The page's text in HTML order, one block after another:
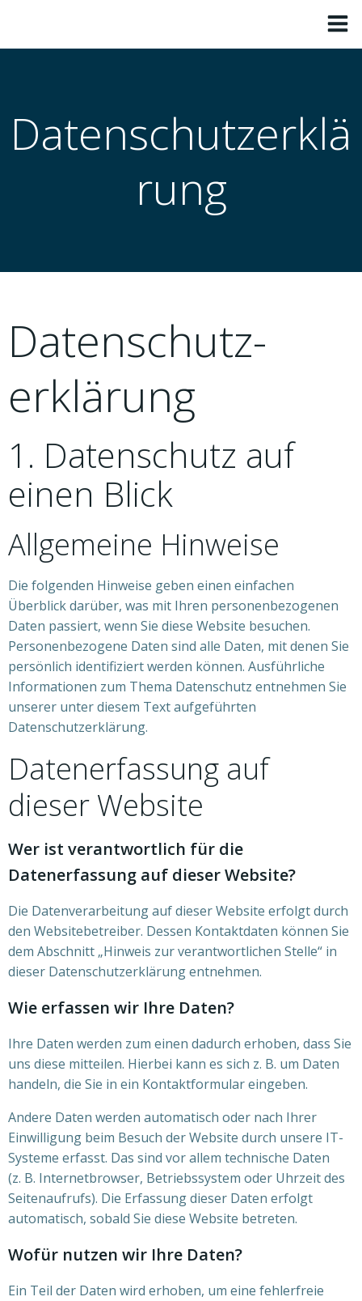
springen
Datenschutzerklä
rung
Datenschutz­
erklärung
1. Datenschutz auf
einen Blick
Allgemeine Hinweise
Die folgenden Hinweise geben einen einfachen
Überblick darüber, was mit Ihren personenbezogenen
Daten passiert, wenn Sie diese Website besuchen.
Personenbezogene Daten sind alle Daten, mit denen Sie
persönlich identifiziert werden können. Ausführliche
Informationen zum Thema Datenschutz entnehmen Sie
unserer unter diesem Text aufgeführten
Datenschutzerklärung.
Datenerfassung auf
dieser Website
Wer ist verantwortlich für die
Datenerfassung auf dieser Website?
Die Datenverarbeitung auf dieser Website erfolgt durch
den Websitebetreiber. Dessen Kontaktdaten können Sie
dem Abschnitt „Hinweis zur verantwortlichen Stelle“ in
dieser Datenschutzerklärung entnehmen.
Wie erfassen wir Ihre Daten?
Ihre Daten werden zum einen dadurch erhoben, dass Sie
uns diese mitteilen. Hierbei kann es sich z. B. um Daten
handeln, die Sie in ein Kontaktformular eingeben.
Andere Daten werden automatisch oder nach Ihrer
Einwilligung beim Besuch der Website durch unsere IT-
Systeme erfasst. Das sind vor allem technische Daten
(z. B. Internetbrowser, Betriebssystem oder Uhrzeit des
Seitenaufrufs). Die Erfassung dieser Daten erfolgt
automatisch, sobald Sie diese Website betreten.
Wofür nutzen wir Ihre Daten?
Ein Teil der Daten wird erhoben, um eine fehlerfreie